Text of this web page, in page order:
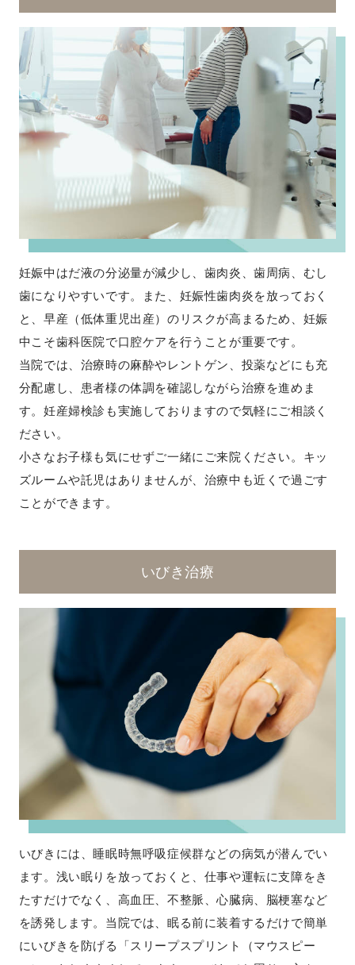
妊娠中はだ液の分泌量が減少し、歯肉炎、歯周病、むし
歯になりやすいです。また、妊娠性歯肉炎を放っておく
と、早産（低体重児出産）のリスクが高まるため、妊娠
中こそ歯科医院で口腔ケアを行うことが重要です。
当院では、治療時の麻酔やレントゲン、投薬などにも充
分配慮し、患者様の体調を確認しながら治療を進めま
す。妊産婦検診も実施しておりますので気軽にご相談く
ださい。
小さなお子様も気にせずご一緒にご来院ください。キッ
ズルームや託児はありませんが、治療中も近くで過ごす
ことができます。
いびき治療
いびきには、睡眠時無呼吸症候群などの病気が潜んでい
ます。浅い眠りを放っておくと、仕事や運転に支障をき
たすだけでなく、高血圧、不整脈、心臓病、脳梗塞など
を誘発します。当院では、眠る前に装着するだけで簡単
にいびきを防げる「スリープスプリント（マウスピー